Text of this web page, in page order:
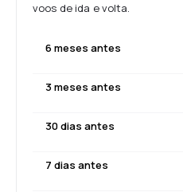
voos de ida e volta.
6 meses antes
3 meses antes
30 dias antes
7 dias antes